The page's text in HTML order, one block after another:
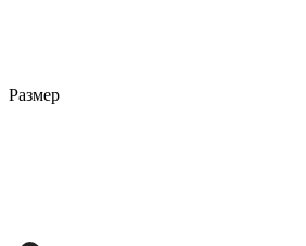
Размер